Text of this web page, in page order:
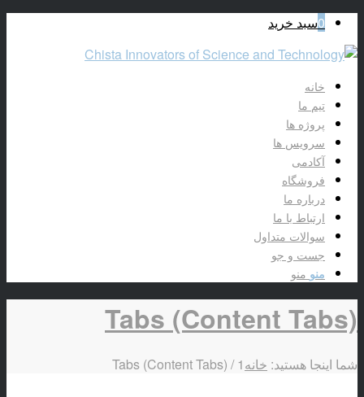
0سبد خرید
خانه
تیم ما
پروژه ها
سرویس ها
آکادمی
فروشگاه
درباره ما
ارتباط با ما
سوالات متداول
جست و جو
منو منو
Tabs (Content Tabs)
شما اینجا هستید: خانه1
/
Tabs (Content Tabs)